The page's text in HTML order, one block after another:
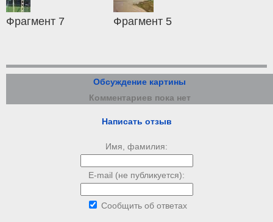
Фрагмент 7 Фрагмент 5
Обсуждение картины
Комментариев пока нет
Написать отзыв
Имя, фамилия:
E-mail (не публикуется):
Сообщить об ответах